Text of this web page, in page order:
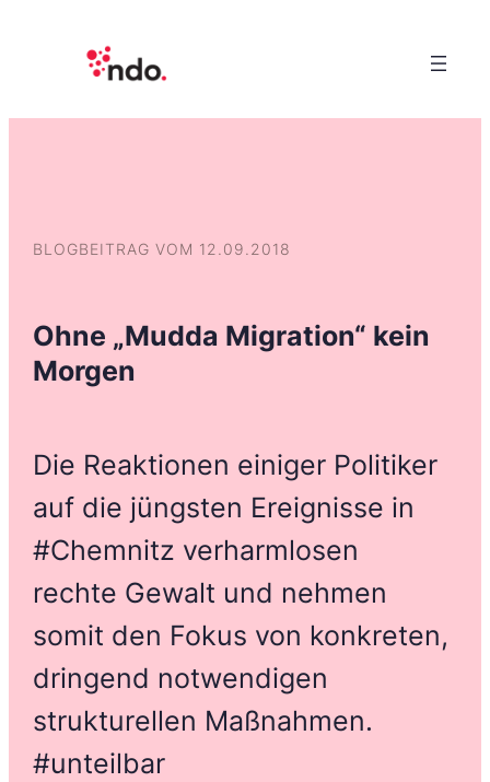
BLOGBEITRAG VOM 12.09.2018
Ohne „Mudda Migration“ kein
Morgen
Die Reaktionen einiger Politiker
auf die jüngsten Ereignisse in
#Chemnitz verharmlosen
rechte Gewalt und nehmen
somit den Fokus von konkreten,
dringend notwendigen
strukturellen Maßnahmen.
#unteilbar